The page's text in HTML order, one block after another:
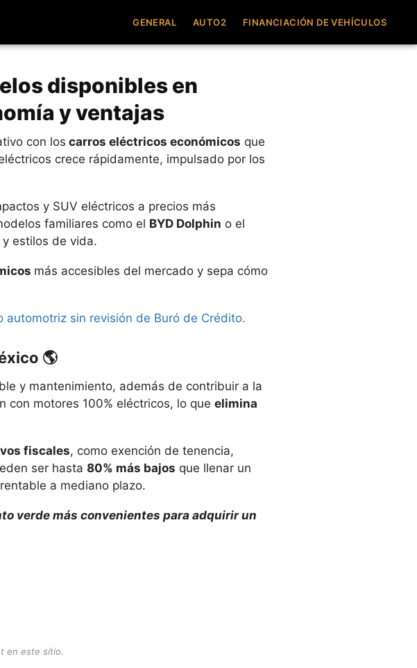
GENERAL AUTO2 FINANCIACIÓN DE VEHÍCULOS
disponibles en
y ventajas
con los carros eléctricos económicos que
crece rápidamente, impulsado por los
y SUV eléctricos a precios más
familiares como el BYD Dolphin o el
estilos de vida.
más accesibles del mercado y sepa cómo
automotriz sin revisión de Buró de Crédito.
🌎
y mantenimiento, además de contribuir a la
con motores 100% eléctricos, lo que elimina
fiscales, como exención de tenencia,
ser hasta 80% más bajos que llenar un
a mediano plazo.
verde más convenientes para adquirir un
en este sítio.